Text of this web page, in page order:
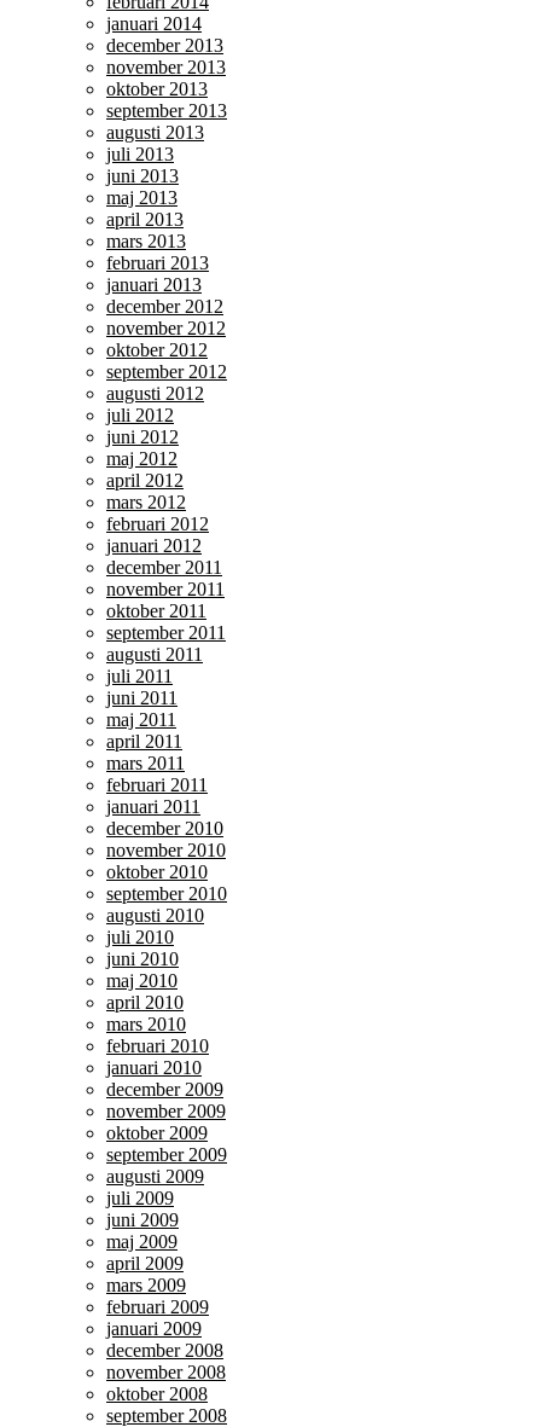
januari 2014
december 2013
november 2013
oktober 2013
september 2013
augusti 2013
juli 2013
juni 2013
maj 2013
april 2013
mars 2013
februari 2013
januari 2013
december 2012
november 2012
oktober 2012
september 2012
augusti 2012
juli 2012
juni 2012
maj 2012
april 2012
mars 2012
februari 2012
januari 2012
december 2011
november 2011
oktober 2011
september 2011
augusti 2011
juli 2011
juni 2011
maj 2011
april 2011
mars 2011
februari 2011
januari 2011
december 2010
november 2010
oktober 2010
september 2010
augusti 2010
juli 2010
juni 2010
maj 2010
april 2010
mars 2010
februari 2010
januari 2010
december 2009
november 2009
oktober 2009
september 2009
augusti 2009
juli 2009
juni 2009
maj 2009
april 2009
mars 2009
februari 2009
januari 2009
december 2008
november 2008
oktober 2008
september 2008